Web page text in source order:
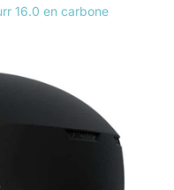
16.0 en carbone